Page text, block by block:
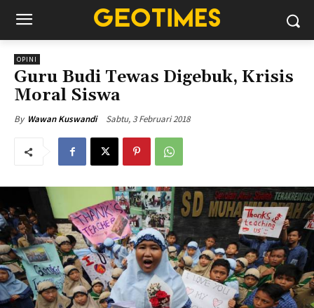
OPINI
Guru Budi Tewas Digebuk, Krisis
Moral Siswa
By Wawan Kuswandi Sabtu, 3 Februari 2018